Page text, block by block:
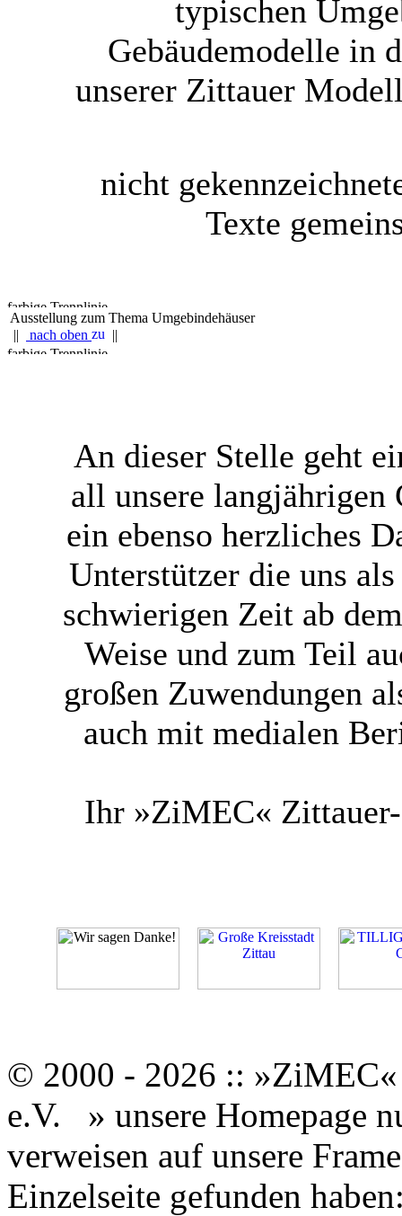
typischen
Gebäudemodelle in
unserer Zittauer
nicht
Texte
Ausstellung zum Thema Umgebindehäuser
||
nach oben ||
An dieser Stelle geht
all unsere langjährigen
ein ebenso herzliches
Unterstützer die uns
schwierigen Zeit ab
Weise und zum Teil
großen Zuwendungen
auch mit medialen
Ihr »ZiMEC«
© 2000 - 2026 ::
e.V.
» unsere Homepage
verweisen auf unsere
Einzelseite gefunden